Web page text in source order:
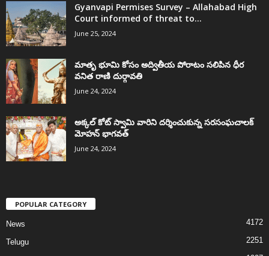
Gyanvapi Permises Survey – Allahabad High
Court informed of threat to...
June 25, 2024
మాతృ భూమి కోసం అద్వితీయ పోరాటం సలిపిన ధీర
వనిత రాణి దుర్గావతి
June 24, 2024
అక్కల్‌ కోట్‌ స్వామి వారిని దర్శించుకున్న సరసంఘచాలక్
మోహన్ భాగవత్
June 24, 2024
POPULAR CATEGORY
News 4172
Telugu 2251